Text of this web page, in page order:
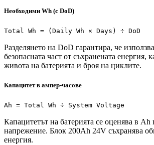
Необходими Wh (с DoD)
Total Wh = (Daily Wh × Days) ÷ DoD
Разделянето на DoD гарантира, че
безопасната част от съхранената енергия,
живота на батерията и броя на циклите.
Капацитет в ампер-часове
Ah = Total Wh ÷ System Voltage
Капацитетът на батерията се оценява в
напрежение. Блок 200Ah 24V съхранява
енергия.